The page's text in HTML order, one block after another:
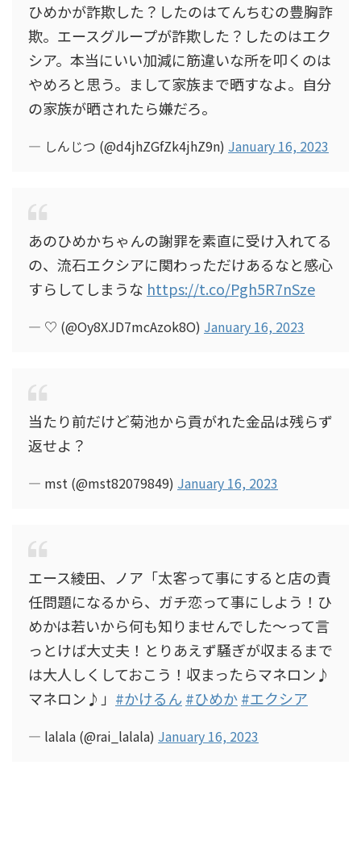
ひめかが詐欺した？したのはてんちむの豊胸詐
欺。エースグループが詐欺した？したのはエク
シア。本当にいい加減に筋違いな所を叩くのは
やめろと思う。まして家族まで晒すなよ。自分
の家族が晒されたら嫌だろ。
— しんじつ (@d4jhZGfZk4jhZ9n) January 16, 2023
あのひめかちゃんの謝罪を素直に受け入れてる
の、流石エクシアに関わっただけあるなと感心
すらしてしまうな https://t.co/Pgh5R7nSze
— ♡ (@Oy8XJD7mcAzok8O) January 16, 2023
当たり前だけど菊池から貢がれた金品は残らず
返せよ？
— mst (@mst82079849) January 16, 2023
エース綾田、ノア「太客って事にすると店の責
任問題になるから、ガチ恋って事にしよう！ひ
めかは若いから何も知りませんでした〜って言
っとけば大丈夫！とりあえず騒ぎが収まるまで
は大人しくしておこう！収まったらマネロン♪
マネロン♪」 #かけるん#ひめか#エクシア
— lalala (@rai_lalala) January 16, 2023